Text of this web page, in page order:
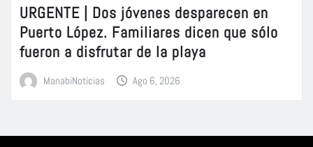
URGENTE | Dos jóvenes desparecen en
Puerto López. Familiares dicen que sólo
fueron a disfrutar de la playa
ManabiNoticias Ago 6, 2026